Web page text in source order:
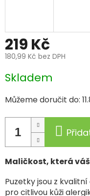
219 Kč
180,99 Kč bez DPH
Měrná
cena:
Skladem
Můžeme doručit do:
Maličkost, která
Puzetky jsou z
pro citlivou kůži